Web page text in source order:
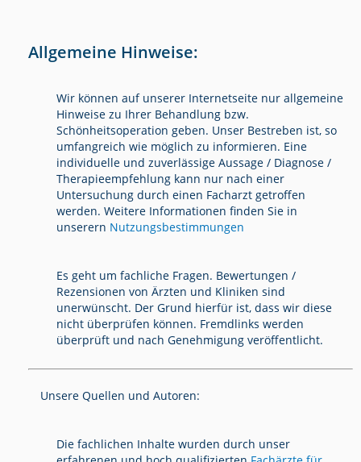
Allgemeine Hinweise:
Wir können auf unserer Internetseite nur allgemeine
Hinweise zu Ihrer Behandlung bzw.
Schönheitsoperation geben. Unser Bestreben ist, so
umfangreich wie möglich zu informieren. Eine
individuelle und zuverlässige Aussage / Diagnose /
Therapieempfehlung kann nur nach einer
Untersuchung durch einen Facharzt getroffen
werden. Weitere Informationen finden Sie in
unserern Nutzungsbestimmungen
Es geht um fachliche Fragen. Bewertungen /
Rezensionen von Ärzten und Kliniken sind
unerwünscht. Der Grund hierfür ist, dass wir diese
nicht überprüfen können. Fremdlinks werden
überprüft und nach Genehmigung veröffentlicht.
Unsere Quellen und Autoren:
Die fachlichen Inhalte wurden durch unser